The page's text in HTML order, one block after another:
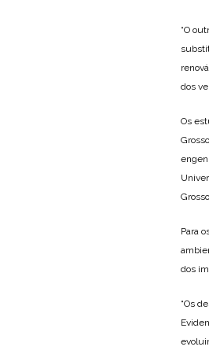
“O
dos
Os
Para
dos
“Os